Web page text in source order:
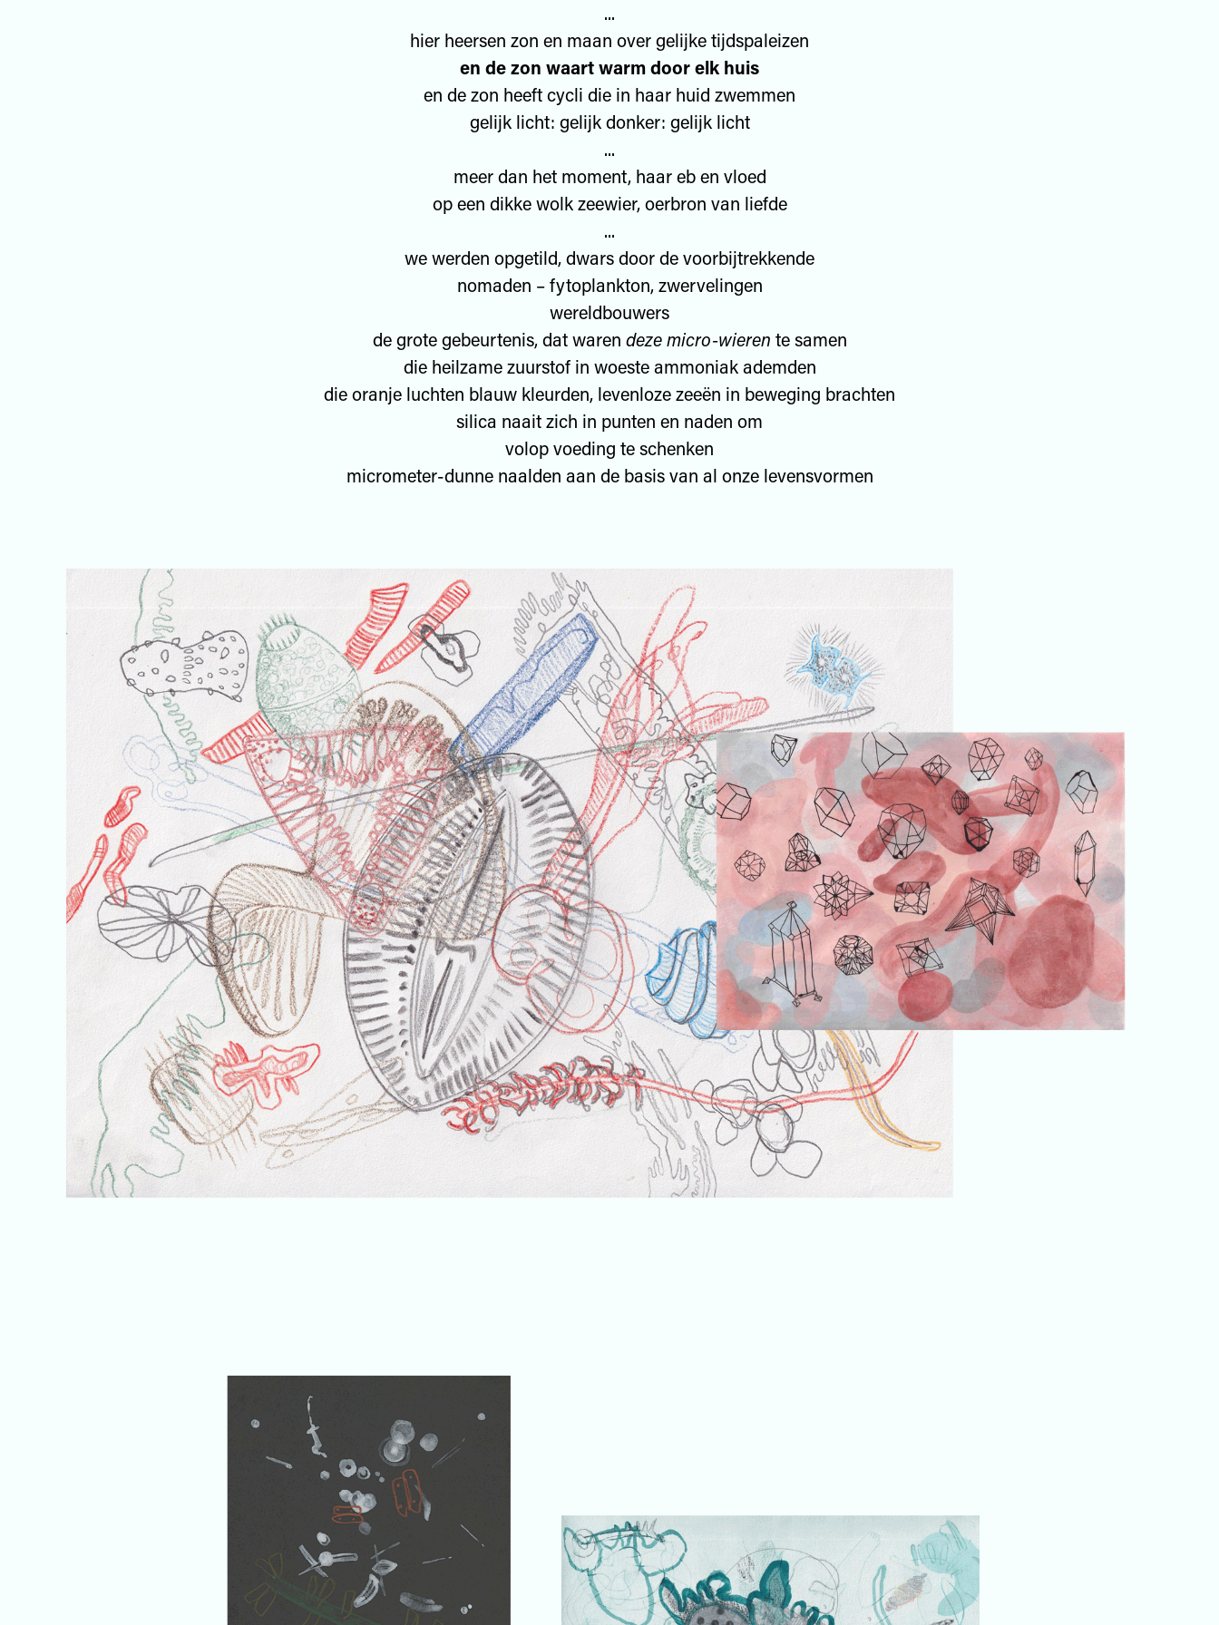
...
hier heersen zon en maan over gelijke tijdspaleizen
en de zon waart warm door elk huis
en de zon heeft cycli die in haar huid zwemmen
gelijk licht: gelijk donker: gelijk licht
...
meer dan het moment, haar eb en vloed
op een dikke wolk zeewier, oerbron van liefde
...
we werden opgetild, dwars door de voorbijtrekkende
nomaden – fytoplankton, zwervelingen
wereldbouwers
de grote gebeurtenis, dat waren deze micro-wieren te samen
die heilzame zuurstof in woeste ammoniak ademden
die oranje luchten blauw kleurden, levenloze zeeën in beweging brachten
silica naait zich in punten en naden om
volop voeding te schenken
micrometer-dunne naalden aan de basis van al onze levensvormen